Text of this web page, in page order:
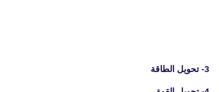
3- تحويل الطاقة